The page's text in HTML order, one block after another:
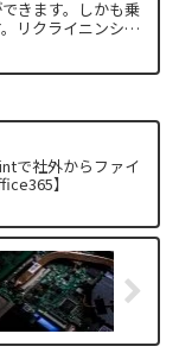
きます。しかも乗
リクライニンシー
で社外からファイ
】